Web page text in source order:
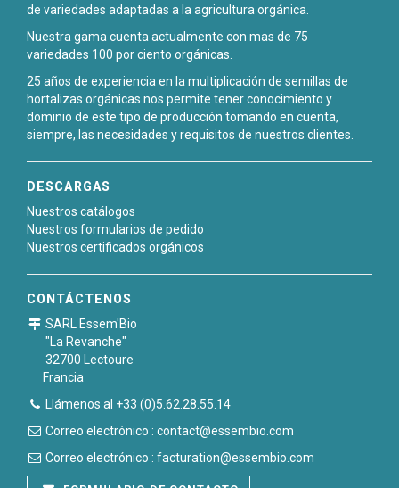
de variedades adaptadas a la agricultura orgánica.
Nuestra gama cuenta actualmente con mas de 75
variedades 100 por ciento orgánicas.
25 años de experiencia en la multiplicación de semillas de
hortalizas orgánicas nos permite tener conocimiento y
dominio de este tipo de producción tomando en cuenta,
siempre, las necesidades y requisitos de nuestros clientes.
DESCARGAS
Nuestros catálogos
Nuestros formularios de pedido
Nuestros certificados orgánicos
CONTÁCTENOS
SARL Essem'Bio
"La Revanche"
32700 Lectoure
Francia
Llámenos al +33 (0)5.62.28.55.14
Correo electrónico : contact@essembio.com
Correo electrónico : facturation@essembio.com